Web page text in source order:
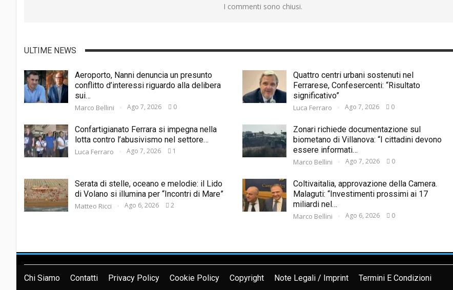
I commenti sono chiusi.
ULTIME NEWS
Aeroporto, Nanni denuncia un presunto
conflitto d’interessi riguardo alla delibera
sui…
Marco Bellini Ago 7, 2026 0
Quattro centri urbani sostenuti nel
Ferrarese, Confesercenti: “Risultato
significativo”
Luca Ferraro Ago 7, 2026 0
Confartigianato Ferrara si impegna nella
lotta contro l’abusivismo nel settore…
Luca Ferraro Ago 7, 2026 1
Zonari richiede documentazione sul
biometano di Villanova: “I cittadini devono
essere informati…
Marco Bellini Ago 7, 2026 0
Serata di stelle, oceano e melodie: il Lido
di Volano si illumina per “Incontri di Mare”
Matteo Ricci Ago 6, 2026 2
Coltivaitalia, approvazione della Camera.
Malaguti: “Investimenti prossimi ai 17
miliardi nel…
Marco Bellini Ago 6, 2026 0
Chi Siamo Contatti Privacy Policy Cookie Policy Copyright Note Legali / Imprint Termini E Condizioni